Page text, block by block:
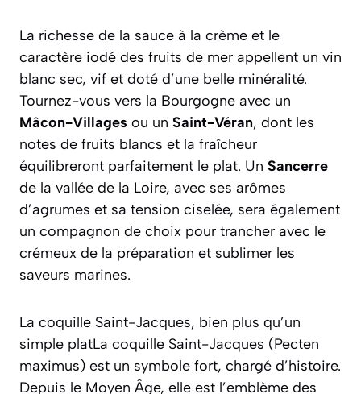
La richesse de la sauce à la crème et le
caractère iodé des fruits de mer appellent un vin
blanc sec, vif et doté d’une belle minéralité.
Tournez-vous vers la Bourgogne avec un
Mâcon-Villages ou un Saint-Véran, dont les
notes de fruits blancs et la fraîcheur
équilibreront parfaitement le plat. Un Sancerre
de la vallée de la Loire, avec ses arômes
d’agrumes et sa tension ciselée, sera également
un compagnon de choix pour trancher avec le
crémeux de la préparation et sublimer les
saveurs marines.
La coquille Saint-Jacques, bien plus qu’un
simple platLa coquille Saint-Jacques (Pecten
maximus) est un symbole fort, chargé d’histoire.
Depuis le Moyen Âge, elle est l’emblème des